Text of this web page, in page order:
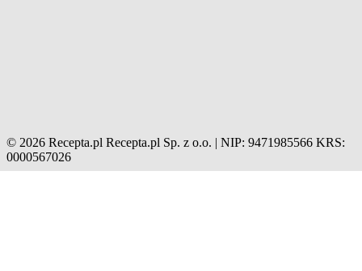
© 2026 Recepta.pl Recepta.pl Sp. z o.o. | NIP: 9471985566 KRS:
0000567026